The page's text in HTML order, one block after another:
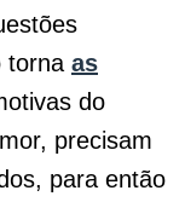
torna as
do
precisam
para então